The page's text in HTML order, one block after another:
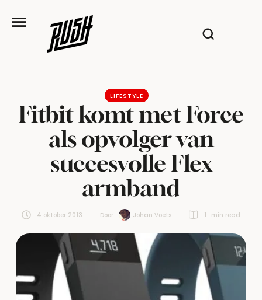
LIFESTYLE
Fitbit komt met Force
als opvolger van
succesvolle Flex
armband
4 oktober 2013 Door: Johan Voets 1 min read